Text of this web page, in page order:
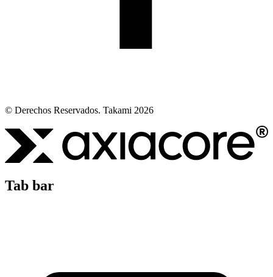
© Derechos Reservados. Takami 2026
Tab bar